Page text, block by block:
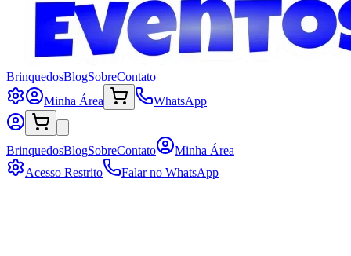
BrinquedosBlogSobreContato
Minha Área
WhatsApp
BrinquedosBlogSobreContato
Minha Área
Acesso Restrito
Falar no WhatsApp